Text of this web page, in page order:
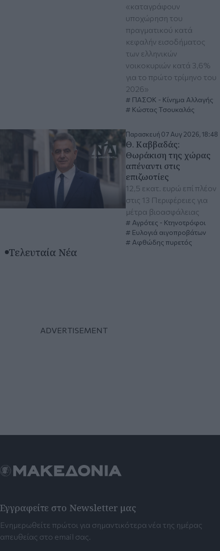
«καταγράφουν
υποχώρηση του
πραγματικού κατά
κεφαλήν εισοδήματος
των ελληνικών
νοικοκυριών κατά 3,6%
για το πρώτο τρίμηνο του
2026»
ΠΑΣΟΚ - Κίνημα Αλλαγής
Κώστας Τσουκαλάς
Παρασκευή 07 Αυγ 2026, 18:48
Θ. Καββαδάς:
Θωράκιση της χώρας
απέναντι στις
επιζωοτίες
12,5 εκατ. ευρώ επί πλέον
στις 13 Περιφέρειες για
μέτρα βιοασφάλειας
Αγρότες - Κτηνοτρόφοι
Ευλογιά αιγοπροβάτων
Αφθώδης πυρετός
Τελευταία Νέα
Εγγραφείτε στο Newsletter μας
Ενημερωθείτε πρώτοι για σημαντικότερα νέα της ημέρας
απευθείας στο email σας.